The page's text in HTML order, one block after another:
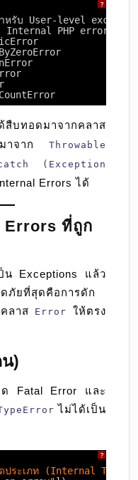
?
หรับ User-level
Internal PHP errors)
สืบทอดมาจากคลาส
าจาก Throwable
(Exception
Errors ได้
ที่ถูก
น Exceptions แล้ว
ภัยที่สุดคือการดัก
ลาส Error
ให้ตรง
)
ด Fatal Error และ
ไม่ได้เป็น
?
ประเภท (Internal